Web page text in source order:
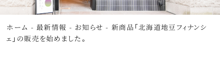
すべての商品
お店で楽しむ
ホーム -最新情報 - お知らせ -新商品「北海道地豆フィナンシ
ェ」の販売を始めました。